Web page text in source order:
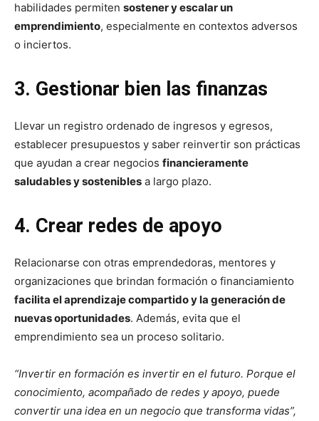
habilidades permiten sostener y escalar un
emprendimiento, especialmente en contextos adversos
o inciertos.
3. Gestionar bien las finanzas
Llevar un registro ordenado de ingresos y egresos,
establecer presupuestos y saber reinvertir son prácticas
que ayudan a crear negocios financieramente
saludables y sostenibles a largo plazo.
4. Crear redes de apoyo
Relacionarse con otras emprendedoras, mentores y
organizaciones que brindan formación o financiamiento
facilita el aprendizaje compartido y la generación de
nuevas oportunidades. Además, evita que el
emprendimiento sea un proceso solitario.
“Invertir en formación es invertir en el futuro. Porque el
conocimiento, acompañado de redes y apoyo, puede
convertir una idea en un negocio que transforma vidas”,